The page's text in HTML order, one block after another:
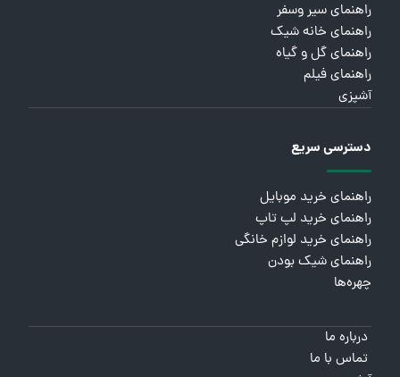
راهنمای سیر وسفر
راهنمای خانه شیک
راهنمای گل و گیاه
راهنمای فیلم
آشپزی
دسترسی سریع
راهنمای خرید موبایل
راهنمای خرید لپ تاپ
راهنمای خرید لوازم خانگی
راهنمای شیک بودن
چهره‌ها
درباره ما
تماس با ما